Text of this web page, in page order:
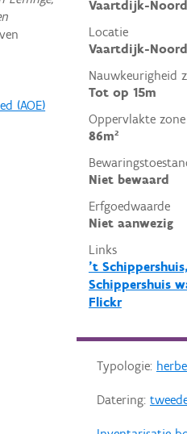
Vaartdijk-Noord
Locatie
Vaartdijk-
Nauwkeurigheid
Tot op 15m
Oppervlakte zone
86m²
Niet bewaard
Erfgoedwaarde
Niet aanwezig
Links
't
Schippershuis
Flickr
Typologie:
Datering:
(AOE)